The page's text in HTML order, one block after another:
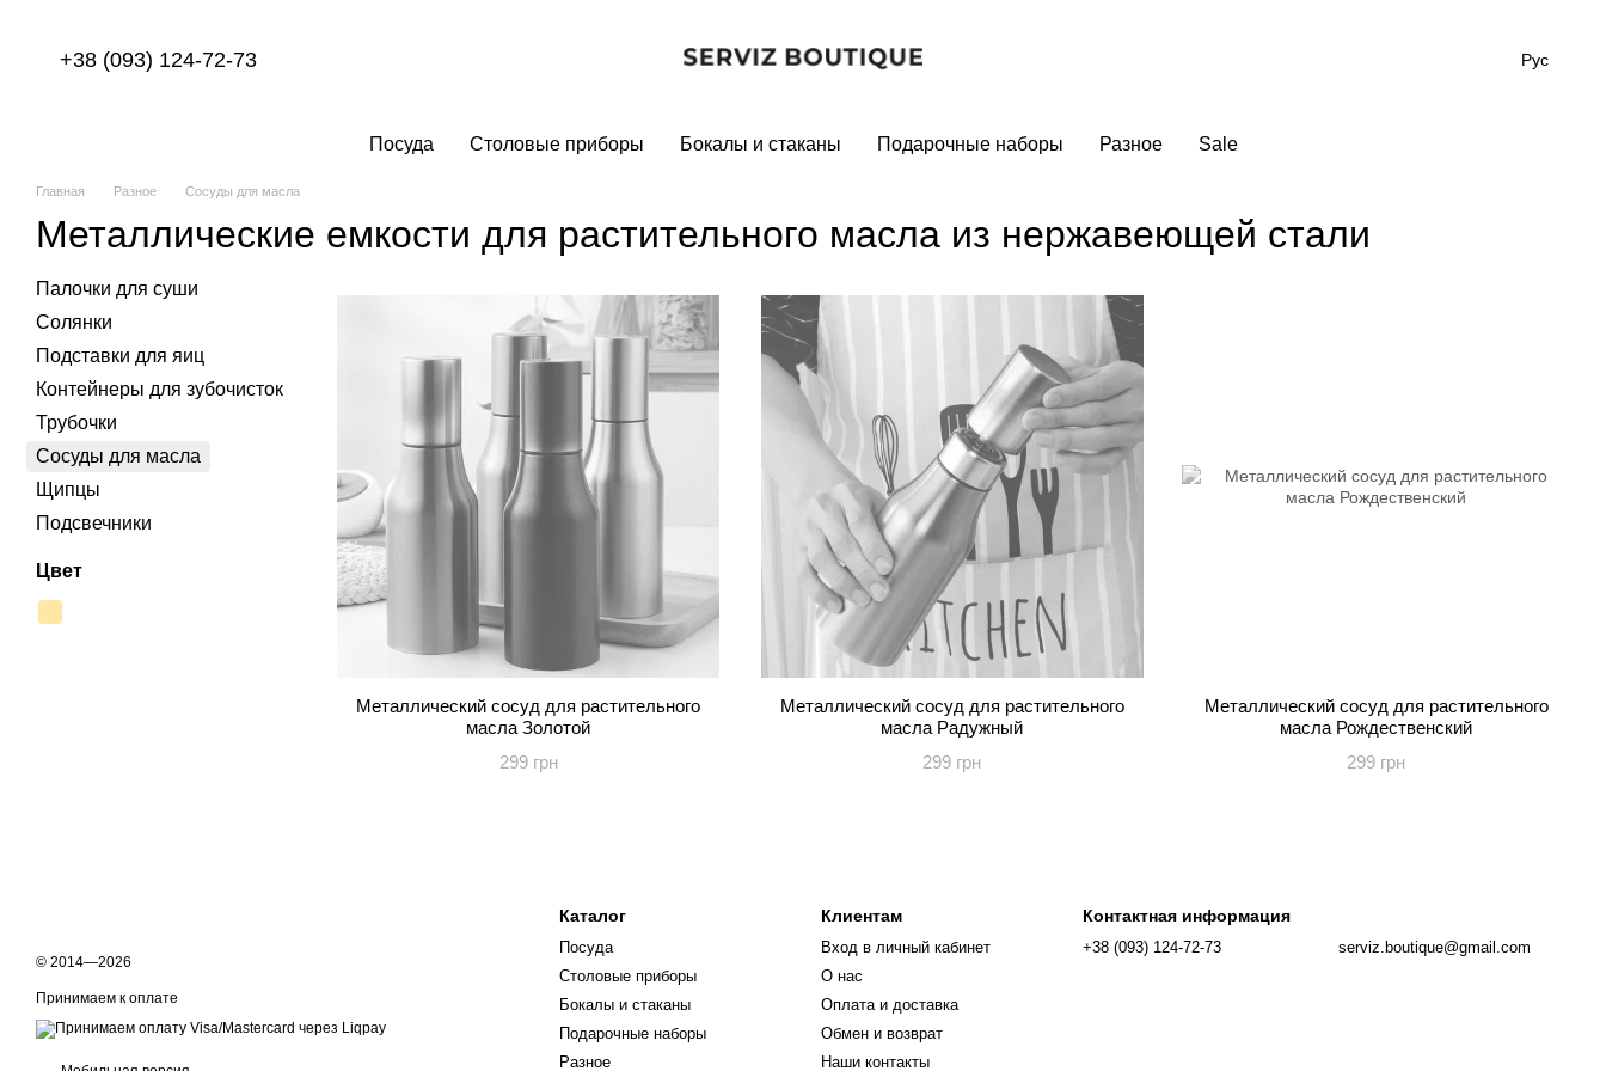
+38 (093) 124-72-73 Рус
Посуда Столовые приборы Бокалы и стаканы Подарочные наборы Разное Sale
Главная Разное Сосуды для масла
Металлические емкости для растительного масла из нержавеющей стали
Металлический сосуд для растительного
масла Золотой
299 грн
Металлический сосуд для растительного
масла Радужный
299 грн
Металлический сосуд для растительного
масла Рождественский
299 грн
Палочки для суши
Солянки
Подставки для яиц
Контейнеры для зубочисток
Трубочки
Сосуды для масла
Щипцы
Подсвечники
Цвет
© 2014—2026
Принимаем к оплате
Каталог
Посуда
Столовые приборы
Бокалы и стаканы
Подарочные наборы
Разное
Клиентам
Вход в личный кабинет
О нас
Оплата и доставка
Обмен и возврат
Наши контакты
Контактная информация
+38 (093) 124-72-73 serviz.boutique@gmail.com